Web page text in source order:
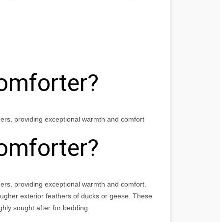
providing exceptional warmth and comfort
providing exceptional warmth and comfort.
exterior feathers of ducks or geese. These
sought after for bedding.